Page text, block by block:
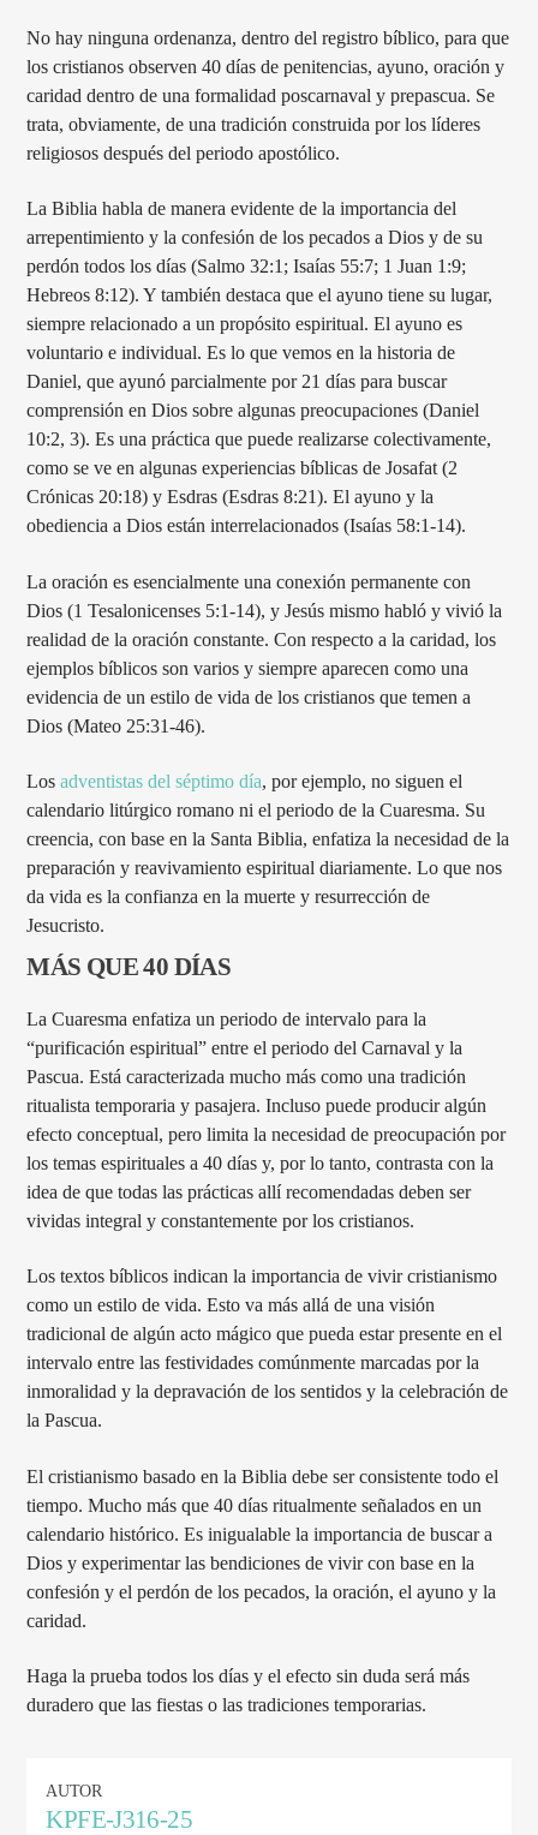
No hay ninguna ordenanza, dentro del registro bíblico, para que
los cristianos observen 40 días de penitencias, ayuno, oración y
caridad dentro de una formalidad poscarnaval y prepascua. Se
trata, obviamente, de una tradición construida por los líderes
religiosos después del periodo apostólico.
La Biblia habla de manera evidente de la importancia del
arrepentimiento y la confesión de los pecados a Dios y de su
perdón todos los días (Salmo 32:1; Isaías 55:7; 1 Juan 1:9;
Hebreos 8:12). Y también destaca que el ayuno tiene su lugar,
siempre relacionado a un propósito espiritual. El ayuno es
voluntario e individual. Es lo que vemos en la historia de
Daniel, que ayunó parcialmente por 21 días para buscar
comprensión en Dios sobre algunas preocupaciones (Daniel
10:2, 3). Es una práctica que puede realizarse colectivamente,
como se ve en algunas experiencias bíblicas de Josafat (2
Crónicas 20:18) y Esdras (Esdras 8:21). El ayuno y la
obediencia a Dios están interrelacionados (Isaías 58:1-14).
La oración es esencialmente una conexión permanente con
Dios (1 Tesalonicenses 5:1-14), y Jesús mismo habló y vivió la
realidad de la oración constante. Con respecto a la caridad, los
ejemplos bíblicos son varios y siempre aparecen como una
evidencia de un estilo de vida de los cristianos que temen a
Dios (Mateo 25:31-46).
Losadventistas del séptimo día, por ejemplo, no siguen el
calendario litúrgico romano ni el periodo de la Cuaresma. Su
creencia, con base en la Santa Biblia, enfatiza la necesidad de la
preparación y reavivamiento espiritual diariamente. Lo que nos
da vida es la confianza en la muerte y resurrección de
Jesucristo.
MÁS QUE 40 DÍAS
La Cuaresma enfatiza un periodo de intervalo para la
“purificación espiritual” entre el periodo del Carnaval y la
Pascua. Está caracterizada mucho más como una tradición
ritualista temporaria y pasajera. Incluso puede producir algún
efecto conceptual, pero limita la necesidad de preocupación por
los temas espirituales a 40 días y, por lo tanto, contrasta con la
idea de que todas las prácticas allí recomendadas deben ser
vividas integral y constantemente por los cristianos.
Los textos bíblicos indican la importancia de vivir cristianismo
como un estilo de vida. Esto va más allá de una visión
tradicional de algún acto mágico que pueda estar presente en el
intervalo entre las festividades comúnmente marcadas por la
inmoralidad y la depravación de los sentidos y la celebración de
la Pascua.
El cristianismo basado en la Biblia debe ser consistente todo el
tiempo. Mucho más que 40 días ritualmente señalados en un
calendario histórico. Es inigualable la importancia de buscar a
Dios y experimentar las bendiciones de vivir con base en la
confesión y el perdón de los pecados, la oración, el ayuno y la
caridad.
Haga la prueba todos los días y el efecto sin duda será más
duradero que las fiestas o las tradiciones temporarias.
AUTOR
KPFE-J316-25